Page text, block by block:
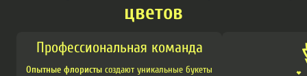
цветов
Профессиональная команда
Опытные флористы создают уникальные букеты